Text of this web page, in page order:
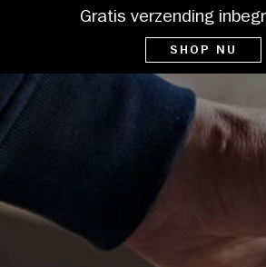
Gratis verzending
SHOP NU